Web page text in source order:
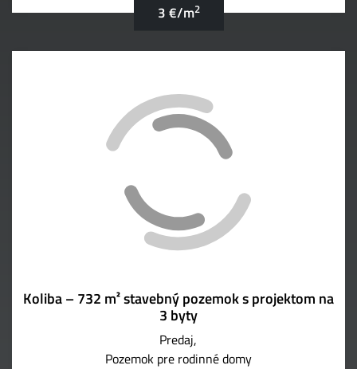
3 €/m2
Koliba – 732 m² stavebný pozemok s projektom na
3 byty
Predaj
Pozemok pre rodinné domy